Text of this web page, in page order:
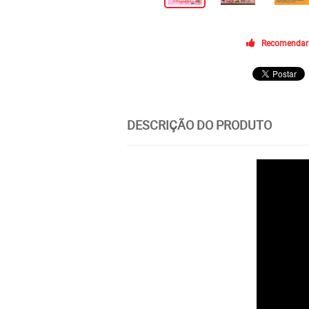
DESCRIÇÃO DO PRODUTO